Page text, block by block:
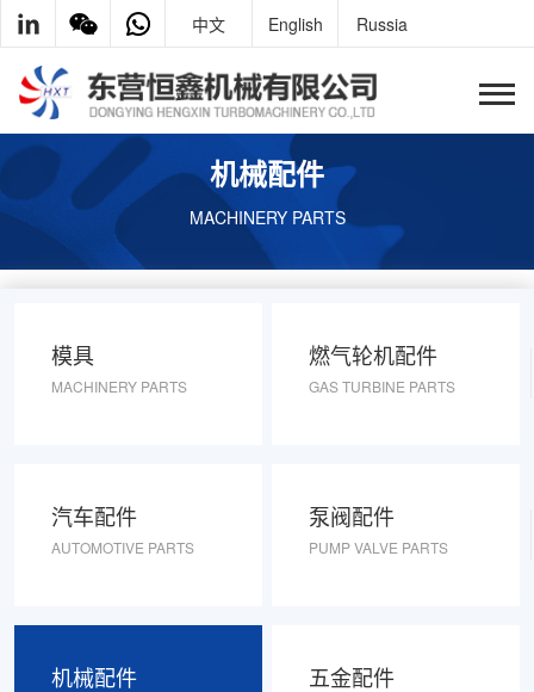
中文 English Russia
机械配件
MACHINERY PARTS
模具
MACHINERY PARTS
燃气轮机配件
GAS TURBINE PARTS
汽车配件
AUTOMOTIVE PARTS
泵阀配件
PUMP VALVE PARTS
机械配件 五金配件